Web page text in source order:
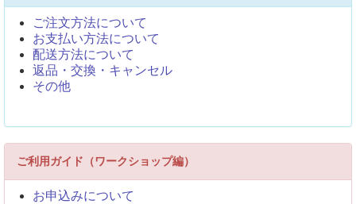
ご注文方法について
お支払い方法について
配送方法について
返品・交換・キャンセル
その他
ご利用ガイド（ワークショップ編）
お申込みについて